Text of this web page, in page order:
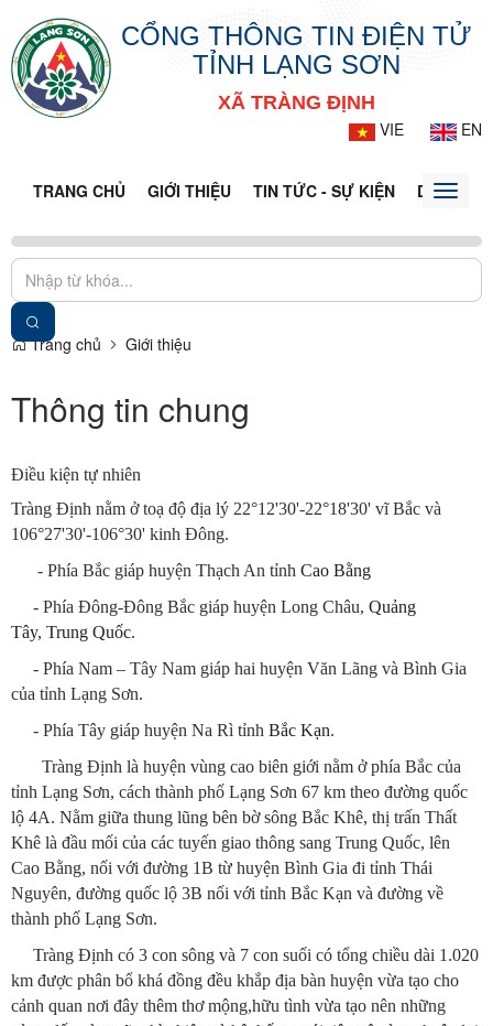
CỔNG THÔNG TIN ĐIỆN TỬ
TỈNH LẠNG SƠN
XÃ TRÀNG ĐỊNH
VIE
EN
TRANG CHỦ GIỚI THIỆU TIN TỨC - SỰ KIỆN DỊCH VỤ
Toggle
Trang chủ Giới thiệu
Thông tin chung
Điều kiện tự nhiên
Tràng Định nằm ở toạ độ địa lý 22°12'30'-22°18'30' vĩ Bắc và
106°27'30'-106°30' kinh Đông.
- Phía Bắc giáp huyện Thạch An tỉnh Cao Bằng
- Phía Đông-Đông Bắc giáp huyện Long Châu, Quảng
Tây, Trung Quốc.
- Phía Nam – Tây Nam giáp hai huyện Văn Lãng và Bình Gia
của tỉnh Lạng Sơn.
- Phía Tây giáp huyện Na Rì tỉnh Bắc Kạn.
Tràng Định là huyện vùng cao biên giới nằm ở phía Bắc của
tỉnh Lạng Sơn, cách thành phố Lạng Sơn 67 km theo đường quốc
lộ 4A. Nằm giữa thung lũng bên bờ sông Bắc Khê, thị trấn Thất
Khê là đầu mối của các tuyến giao thông sang Trung Quốc, lên
Cao Bằng, nối với đường 1B từ huyện Bình Gia đi tỉnh Thái
Nguyên, đường quốc lộ 3B nối với tỉnh Bắc Kạn và đường về
thành phố Lạng Sơn.
Tràng Định có 3 con sông và 7 con suối có tổng chiều dài 1.020
km được phân bổ khá đồng đều khắp địa bàn huyện vừa tạo cho
cảnh quan nơi đây thêm thơ mộng,hữu tình vừa tạo nên những